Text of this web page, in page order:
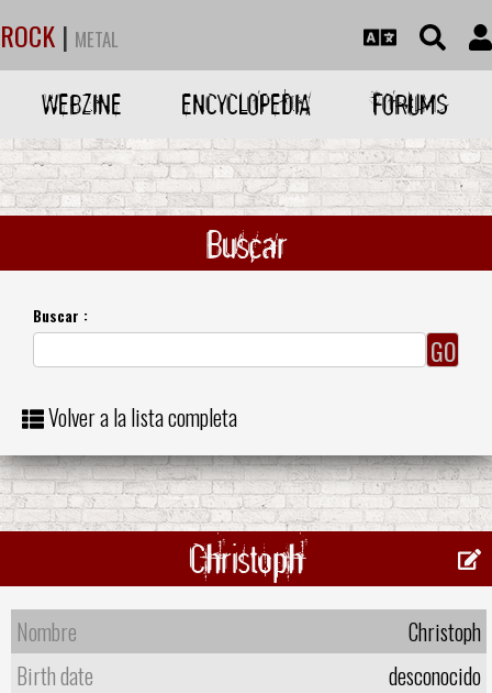
ROCK | METAL
WEBZINE ENCYCLOPEDIA FORUMS
Buscar
Buscar :
Volver a la lista completa
Christoph
Nombre
Christoph
Birth date
desconocido